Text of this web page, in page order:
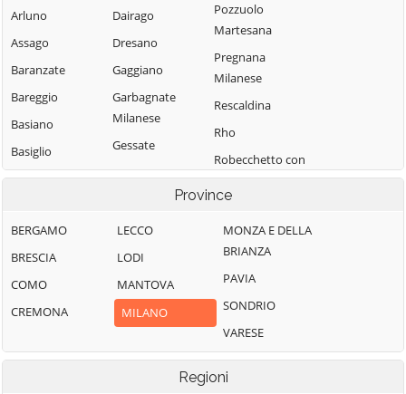
Arluno
Assago
Baranzate
Bareggio
Basiano
Basiglio
Bellinzago
Bernate Ticino
Besate
Binasco
Boffalora sopra
Bollate
Dairago
Dresano
Gaggiano
Garbagnate
Milanese
Gessate
Gorgonzola
Gudo Visconti
Inveruno
Inzago
Lacchiarella
Legnano
Pozzuolo
Martesana
Pregnana
Milanese
Rescaldina
Rho
Robecchetto con
Induno
Naviglio
Rodano
Rosate
Rozzano
San Colombano
al Lambro
San Donato
Province
BERGAMO
BRESCIA
COMO
CREMONA
LECCO
LODI
MANTOVA
MILANO
MONZA E DELLA
BRIANZA
PAVIA
SONDRIO
VARESE
Regioni